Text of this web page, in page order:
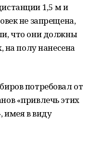
1,5 м и
не запрещена,
что они должны
на полу нанесена
потребовал от
«привлечь этих
имея в виду